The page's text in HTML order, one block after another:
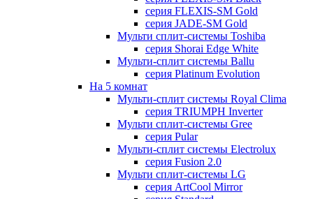
серия FLEXIS-SM Gold
серия JADE-SM Gold
Мульти сплит-системы Toshiba
серия Shorai Edge White
Мульти-сплит системы Ballu
серия Platinum Evolution
На 5 комнат
Мульти-сплит системы Royal Clima
серия TRIUMPH Inverter
Мульти сплит-системы Gree
серия Pular
Мульти-сплит системы Electrolux
серия Fusion 2.0
Мульти сплит-системы LG
серия ArtCool Mirror